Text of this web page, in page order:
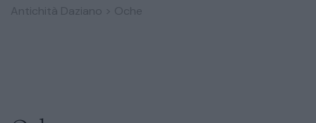
Antichità Daziano Oche